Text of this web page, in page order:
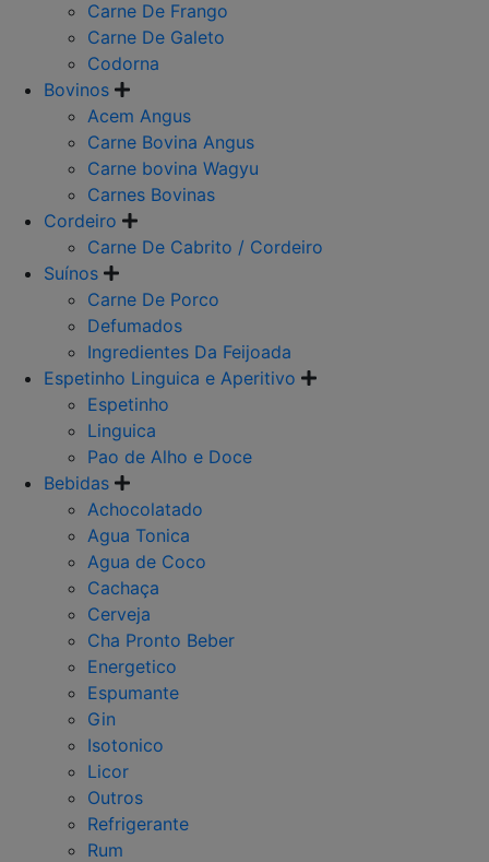
Carne De Frango
Carne De Galeto
Codorna
Bovinos
Acem Angus
Carne Bovina Angus
Carne bovina Wagyu
Carnes Bovinas
Cordeiro
Carne De Cabrito / Cordeiro
Suínos
Carne De Porco
Defumados
Ingredientes Da Feijoada
Espetinho Linguica e Aperitivo
Espetinho
Linguica
Pao de Alho e Doce
Bebidas
Achocolatado
Agua Tonica
Agua de Coco
Cachaça
Cerveja
Cha Pronto Beber
Energetico
Espumante
Gin
Isotonico
Licor
Outros
Refrigerante
Rum